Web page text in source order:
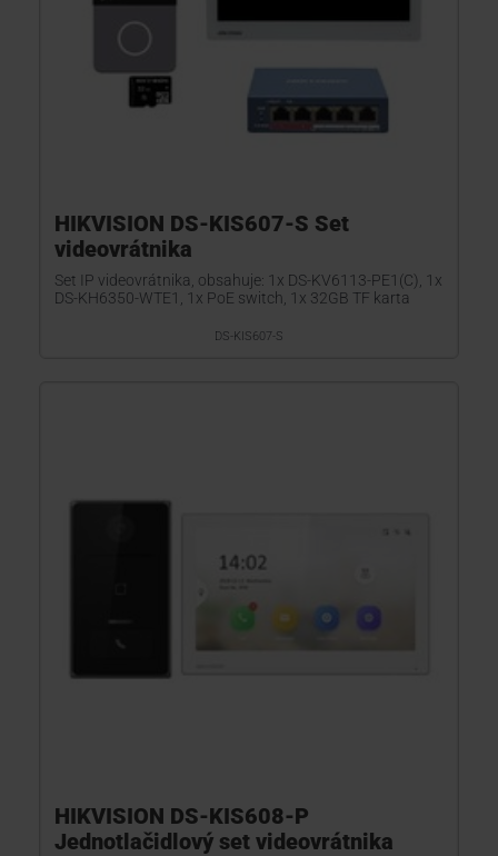
HIKVISION DS-KIS607-S Set
videovrátnika
Set IP videovrátnika, obsahuje: 1x DS-KV6113-PE1(C), 1x
DS-KH6350-WTE1, 1x PoE switch, 1x 32GB TF karta
DS-KIS607-S
HIKVISION DS-KIS608-P
Jednotlačidlový set videovrátnika